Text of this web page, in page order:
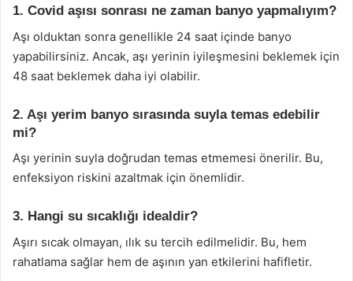
1. Covid aşısı sonrası ne zaman banyo yapmalıyım?
Aşı olduktan sonra genellikle 24 saat içinde banyo
yapabilirsiniz. Ancak, aşı yerinin iyileşmesini beklemek için
48 saat beklemek daha iyi olabilir.
2. Aşı yerim banyo sırasında suyla temas edebilir
mi?
Aşı yerinin suyla doğrudan temas etmemesi önerilir. Bu,
enfeksiyon riskini azaltmak için önemlidir.
3. Hangi su sıcaklığı idealdir?
Aşırı sıcak olmayan, ılık su tercih edilmelidir. Bu, hem
rahatlama sağlar hem de aşının yan etkilerini hafifletir.